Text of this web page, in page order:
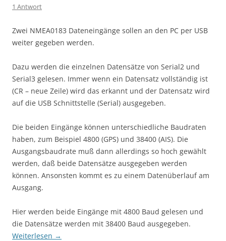
1 Antwort
Zwei NMEA0183 Dateneingänge sollen an den PC per USB
weiter gegeben werden.
Dazu werden die einzelnen Datensätze von Serial2 und
Serial3 gelesen. Immer wenn ein Datensatz vollständig ist
(CR – neue Zeile) wird das erkannt und der Datensatz wird
auf die USB Schnittstelle (Serial) ausgegeben.
Die beiden Eingänge können unterschiedliche Baudraten
haben, zum Beispiel 4800 (GPS) und 38400 (AIS). Die
Ausgangsbaudrate muß dann allerdings so hoch gewählt
werden, daß beide Datensätze ausgegeben werden
können. Ansonsten kommt es zu einem Datenüberlauf am
Ausgang.
Hier werden beide Eingänge mit 4800 Baud gelesen und
die Datensätze werden mit 38400 Baud ausgegeben.
Weiterlesen →